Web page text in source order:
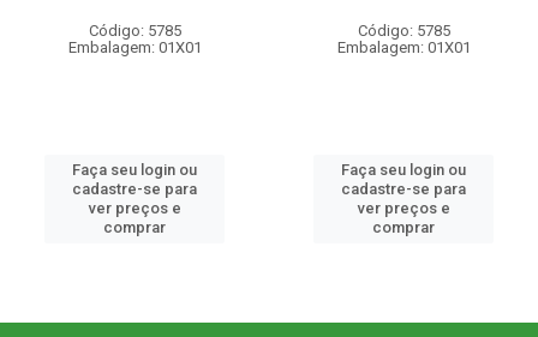
Código: 5785
Embalagem: 01X01
Faça seu login ou
cadastre-se para
ver preços e
comprar
Código: 5785
Embalagem: 01X01
Faça seu login ou
cadastre-se para
ver preços e
comprar